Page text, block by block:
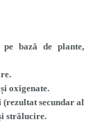
pe bază de plante,
oxigenate.
(rezultat secundar al
strălucire.